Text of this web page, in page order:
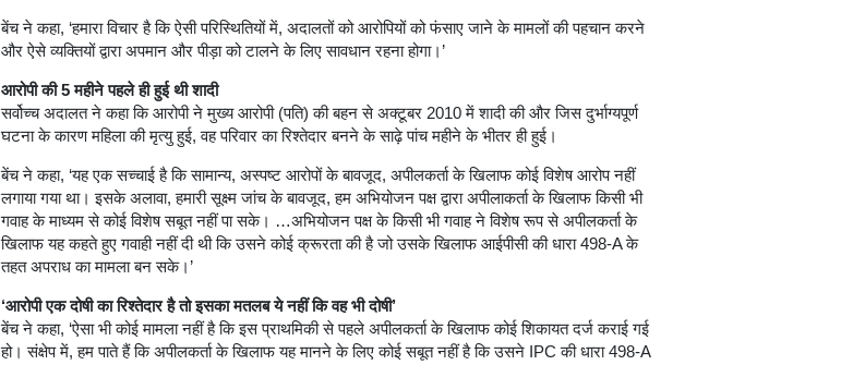
बेंच ने कहा, ‘हमारा विचार है कि ऐसी परिस्थितियों में, अदालतों को आरोपियों को फंसाए जाने के मामलों की पहचान करने
और ऐसे व्यक्तियों द्वारा अपमान और पीड़ा को टालने के लिए सावधान रहना होगा।’
आरोपी की 5 महीने पहले ही हुई थी शादी
सर्वोच्च अदालत ने कहा कि आरोपी ने मुख्य आरोपी (पति) की बहन से अक्टूबर 2010 में शादी की और जिस दुर्भाग्यपूर्ण
घटना के कारण महिला की मृत्यु हुई, वह परिवार का रिश्तेदार बनने के साढ़े पांच महीने के भीतर ही हुई।
बेंच ने कहा, ‘यह एक सच्चाई है कि सामान्य, अस्पष्ट आरोपों के बावजूद, अपीलकर्ता के खिलाफ कोई विशेष आरोप नहीं
लगाया गया था। इसके अलावा, हमारी सूक्ष्म जांच के बावजूद, हम अभियोजन पक्ष द्वारा अपीलाकर्ता के खिलाफ किसी भी
गवाह के माध्यम से कोई विशेष सबूत नहीं पा सके। …अभियोजन पक्ष के किसी भी गवाह ने विशेष रूप से अपीलकर्ता के
खिलाफ यह कहते हुए गवाही नहीं दी थी कि उसने कोई क्रूरता की है जो उसके खिलाफ आईपीसी की धारा 498-A के
तहत अपराध का मामला बन सके।’
‘आरोपी एक दोषी का रिश्तेदार है तो इसका मतलब ये नहीं कि वह भी दोषी’
बेंच ने कहा, ‘ऐसा भी कोई मामला नहीं है कि इस प्राथमिकी से पहले अपीलकर्ता के खिलाफ कोई शिकायत दर्ज कराई गई
हो। संक्षेप में, हम पाते हैं कि अपीलकर्ता के खिलाफ यह मानने के लिए कोई सबूत नहीं है कि उसने IPC की धारा 498-A